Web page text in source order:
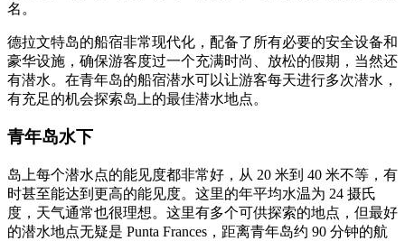
名。
德拉文特岛的船宿非常现代化，配备了所有必要的安全设备和
豪华设施，确保游客度过一个充满时尚、放松的假期，当然还
有潜水。在青年岛的船宿潜水可以让游客每天进行多次潜水，
有充足的机会探索岛上的最佳潜水地点。
青年岛水下
岛上每个潜水点的能见度都非常好，从 20 米到 40 米不等，有
时甚至能达到更高的能见度。这里的年平均水温为 24 摄氏
度，天气通常也很理想。这里有多个可供探索的地点，但最好
的潜水地点无疑是 Punta Frances，距离青年岛约 90 分钟的航